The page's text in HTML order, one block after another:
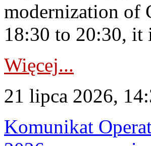
modernization of
18:30 to 20:30, it
Więcej...
21 lipca 2026,
Komunikat